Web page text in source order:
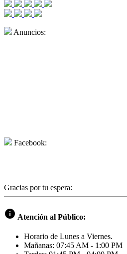
Anuncios:
Facebook:
Gracias por tu espera:
info Atención al Público:
Horario de Lunes a Viernes.
Mañanas: 07:45 AM - 1:00 PM